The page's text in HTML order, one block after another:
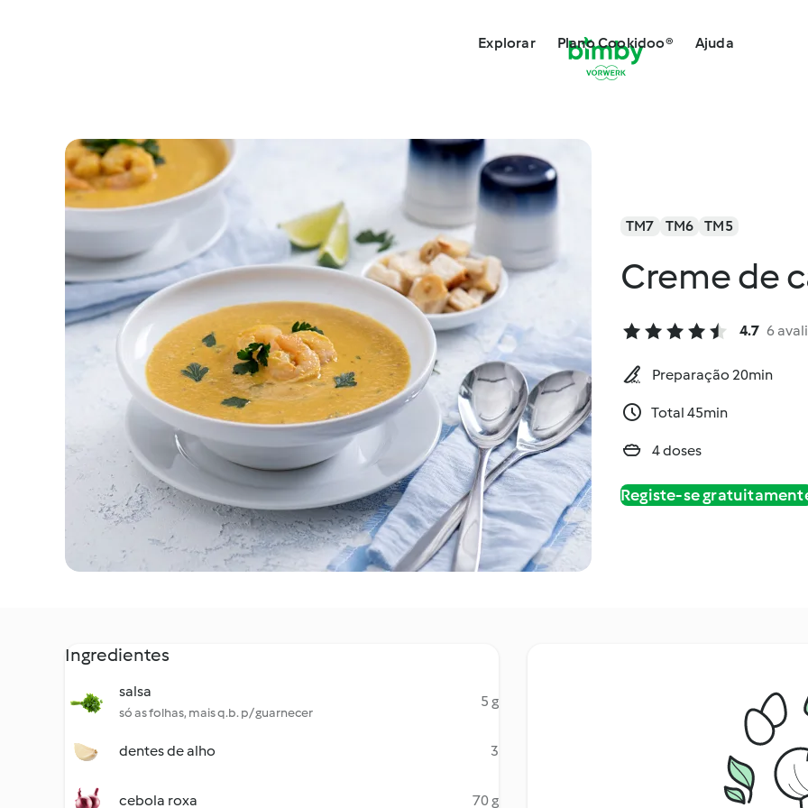
Explorar Plano Cookidoo® Ajuda
TM7 TM6 TM5
Creme de
4.7 6
Preparação 20min
Total 45min
4 doses
Registe-se
Ingredientes
salsa
só as folhas, mais q.b. p/ guarnecer
5 g
dentes de alho 3
cebola roxa 70 g